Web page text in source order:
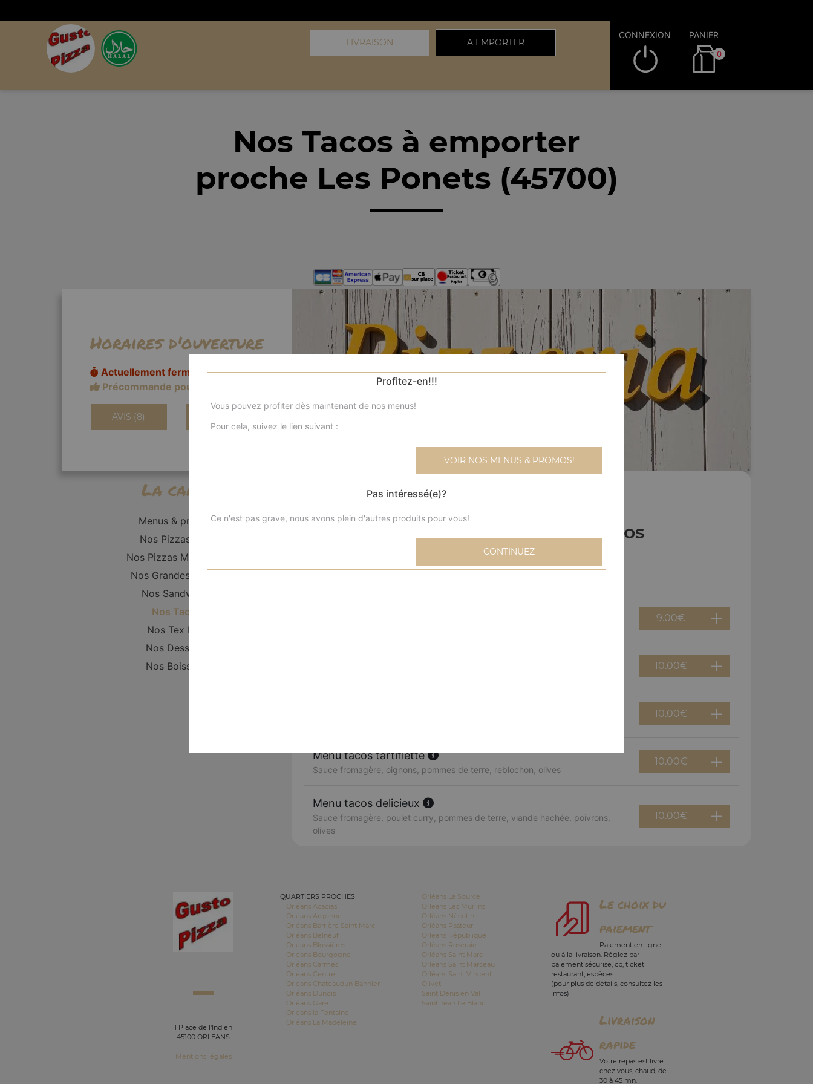
LIVRAISON A EMPORTER
CONNEXION PANIER
0
Nos Tacos à emporter
proche Les Ponets (45700)
Horaires d'ouverture
Actuellement fermé
Précommande pour 18h20
AVIS (8)
La carte
Menus & promos
Nos Pizzas Solo
Nos Pizzas Moyennes
Nos Grandes Pizzas
Nos Sandwichs
Nos Tacos
Nos Tex Mex
Nos Desserts
Nos Boissons
Nos Tacos
9.00€
10.00€
10.00€
Menu tacos tartiflette
Sauce fromagère, oignons, pommes de terre, reblochon, olives
10.00€
Menu tacos delicieux
Sauce fromagère, poulet curry, pommes de terre, viande hachée, poivrons,
olives
10.00€
1 Place de l'Indien
45100 ORLEANS
Mentions légales
QUARTIERS PROCHES
Orléans Acacias
Orléans Argonne
Orléans Barrière Saint Marc
Orléans Belneuf
Orléans Blossières
Orléans Bourgogne
Orléans Carmes
Orléans Centre
Orléans Chateaudun Bannier
Orléans Dunois
Orléans Gare
Orléans la Fontaine
Orléans La Madeleine
Orléans La Source
Orléans Les Murlins
Orléans Nécotin
Orléans Pasteur
Orléans République
Orléans Roseraie
Orléans Saint Marc
Orléans Saint Marceau
Orléans Saint Vincent
Olivet
Saint Denis en Val
Saint Jean Le Blanc
Le choix du
paiement
Paiement en ligne
ou à la livraison. Réglez par
paiement sécurisé, cb, ticket
restaurant, espèces.
(pour plus de détails, consultez les
infos)
Livraison
rapide
Votre repas est livré
chez vous, chaud, de
30 à 45 mn.
Profitez-en!!!
Vous pouvez profiter dès maintenant de nos menus!
Pour cela, suivez le lien suivant :
VOIR NOS MENUS & PROMOS!
Pas intéressé(e)?
Ce n'est pas grave, nous avons plein d'autres produits pour vous!
CONTINUEZ